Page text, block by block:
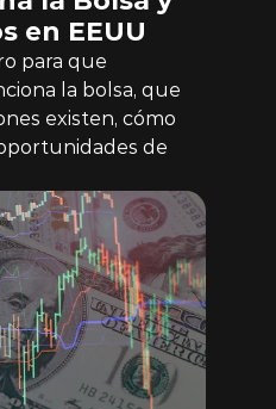
en EEUU
para que
la bolsa, que
existen, cómo
de